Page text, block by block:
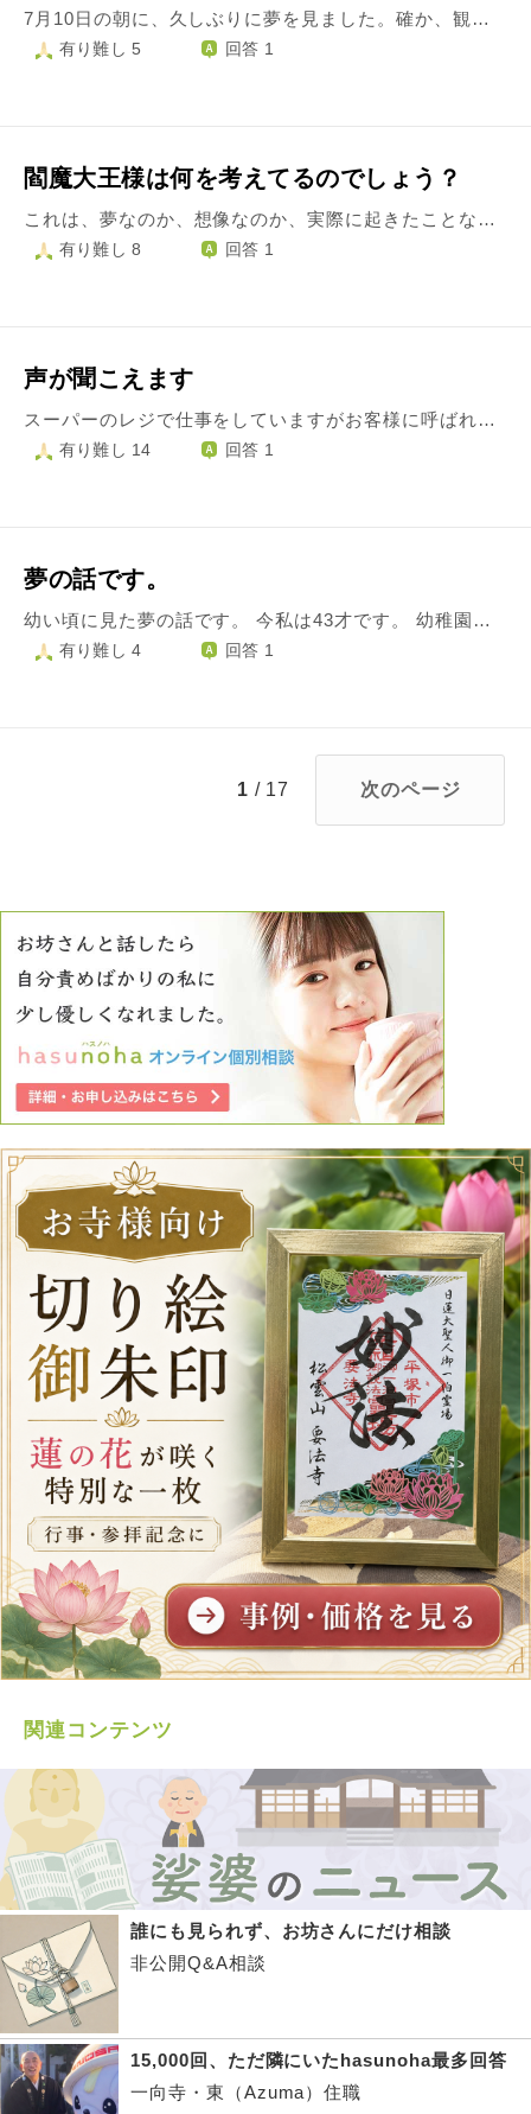
7月10日の朝に、久しぶりに夢を見ました。確か、観音様？に怒られる？ような夢を見ました。 自分的にとても不安だったので相談させて頂きました。 夢の詳細ですが、 どこか旅行でも行っているような感じで、確か仏像様が観音様と仰っていたと思います。 学校の友人とそこの御堂の小さな赤い大きな門の模型のようなところにならんでいました。 御堂のようなところで私は大声を出したりしていたと思います。 その模型のようなものがあり、髪の毛を油で整えて、その後に覗き穴のようなものを覗くと仏像様が覗いた人に警告を与えてくれるというものでした。 何も異常がない時は、そのまま終わるのですが、脳が小さい？などの警告の時はなにか音が発されるという覗き穴で。 私が髪の毛を整え、その覗き穴（黒色）を覗くと、御堂の中に「ブオォー！！」という法螺貝を大きく鳴らしたような音が聞こえました。 夢の中のお坊さんが「御怒りになられたようです」 と言ったところで夢が覚めました。 妙にリアルな夢で耳鳴りがしました。 最近、私は部活でのストレスなどでぐじぐじしたり、すぐ家に帰ってきてしまって泣いたり生活リズムが崩れてしまっています。 この夢は私へのなにか警告やお怒りの夢のでしょうか？ この夢でお怒りになられた理由は、 生活リズムなどが崩れていることに対してにお怒りになられたのでしょうか？ それとも御堂で大声を出したからでしょうか？ とても起きて不安になりました。 どうか夢のことなのですが回答お願い致します。
有り難し 5 回答 1
閻魔大王様は何を考えてるのでしょう？
これは、夢なのか、想像なのか、実際に起きたことなのか、曖昧なのでなんとも言えません。 まず、聞きたいことは、閻魔大王様は、地獄から現実とかに追い返すことはあるのでしょうか？ 私の記憶の中で、赤い顔をした、閻魔大王様なのか、わかりませんが、ネットで調べた写真と見た目がかなり似てました。 その方から、貴様はここに来るところじゃない！出てけ！みたいなことを言われた記憶があるような、ないような曖昧です。 なので、閻魔大王様が、追い返すなんてことあるのでしょうか？ 答えてくださったら嬉しいです。
有り難し 8 回答 1
声が聞こえます
スーパーのレジで仕事をしていますがお客様に呼ばれた気がして探すと誰も呼んでいない 気のせいかもしれないですが車を運転中にお線香の匂いがしたり 頬(左)だけなんですが 殴られるんです 痛みがあるのです
有り難し 14 回答 1
夢の話です。
幼い頃に見た夢の話です。 今私は43才です。 幼稚園に入るか入らないかくらいの頃に見た夢の話なんですが、いまだに覚えているのでなんか理由があったかなと気になっています。 夢は、真っ暗で何もない空間に片方の掌をこちらに向けたすごく大きな仁王像のようなモノが立ってるんですが、私はその足元で遊んでいて、「あ、そろそろ行かなきゃ」って歩き出した時に振り返ったら仁王像のようモノがすごく太い声で「ずっと見てるからな」と言っただけの夢です。 そこで目は覚めました。 仁王像はとても怖い顔をしていましたが、夢の中の幼い私は怖がる事もなく安心して遊んでました。 私の親はキリスト教で仏教とは全く触れ合った事がありません。 なので当時はその仁王像のようなモノが何なのかわからなかったけど、30才頃にパソコンで見た東大寺の金剛力士像が夢に出てきた仁王像とすごく似てました。 でも1人でした。 なんか意味とかあったのかなぁといまだに気になってます。 よろしくお願いします。
有り難し 4 回答 1
1 / 17 次のページ
関連コンテンツ
誰にも見られず、お坊さんにだけ相談
非公開Q&A相談
15,000回、ただ隣にいたhasunoha最多回答
一向寺・東（Azuma）住職